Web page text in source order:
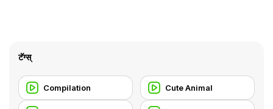
टॅग्स्
Compilation Cute Animal